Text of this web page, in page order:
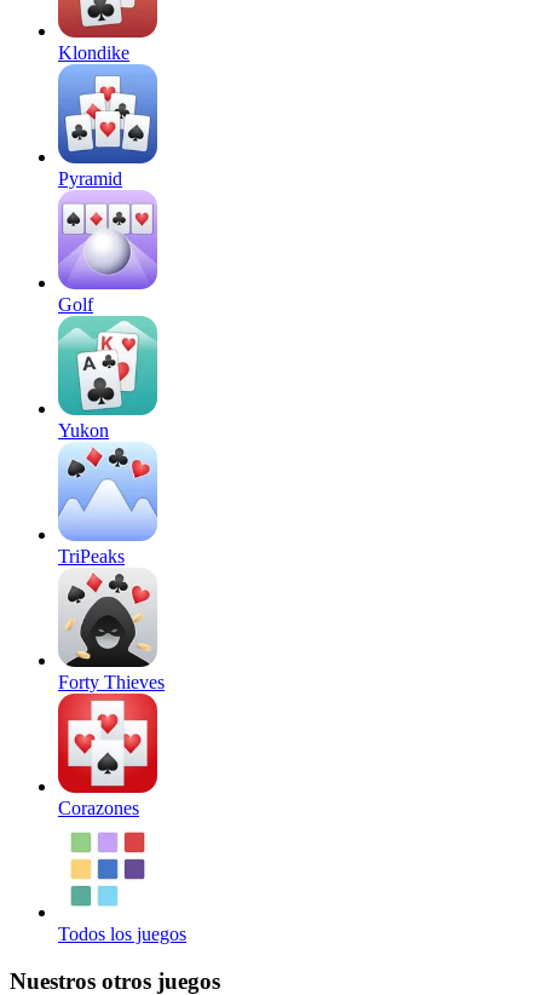
Klondike
Pyramid
Golf
Yukon
TriPeaks
Forty Thieves
Corazones
Todos los juegos
Nuestros otros juegos